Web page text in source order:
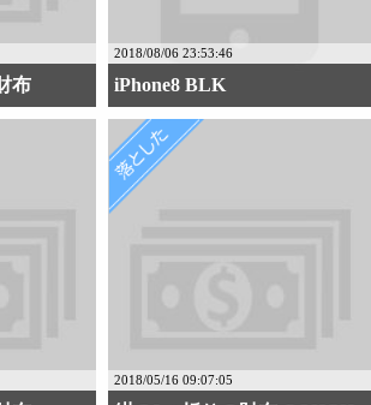
布
2018/08/06 23:53:46
iPhone8 BLK
2018/05/16 09:07:05